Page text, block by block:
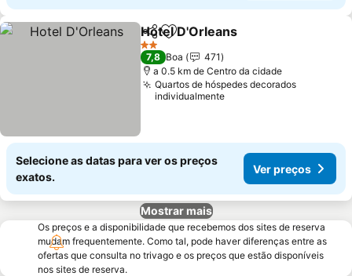
PartilharAdicionar aos favoritos
Hotel D'Orleans
2 Estrelas
7,8 Boa
471
a 0.5 km de Centro da cidade
Quartos de hóspedes decorados
individualmente
Selecione as datas para ver os preços
exatos.
Ver preços
Mostrar mais
Os preços e a disponibilidade que recebemos dos sites de reserva
mudam frequentemente. Como tal, pode haver diferenças entre as
ofertas que consulta no trivago e os preços que estão disponíveis
nos sites de reserva.